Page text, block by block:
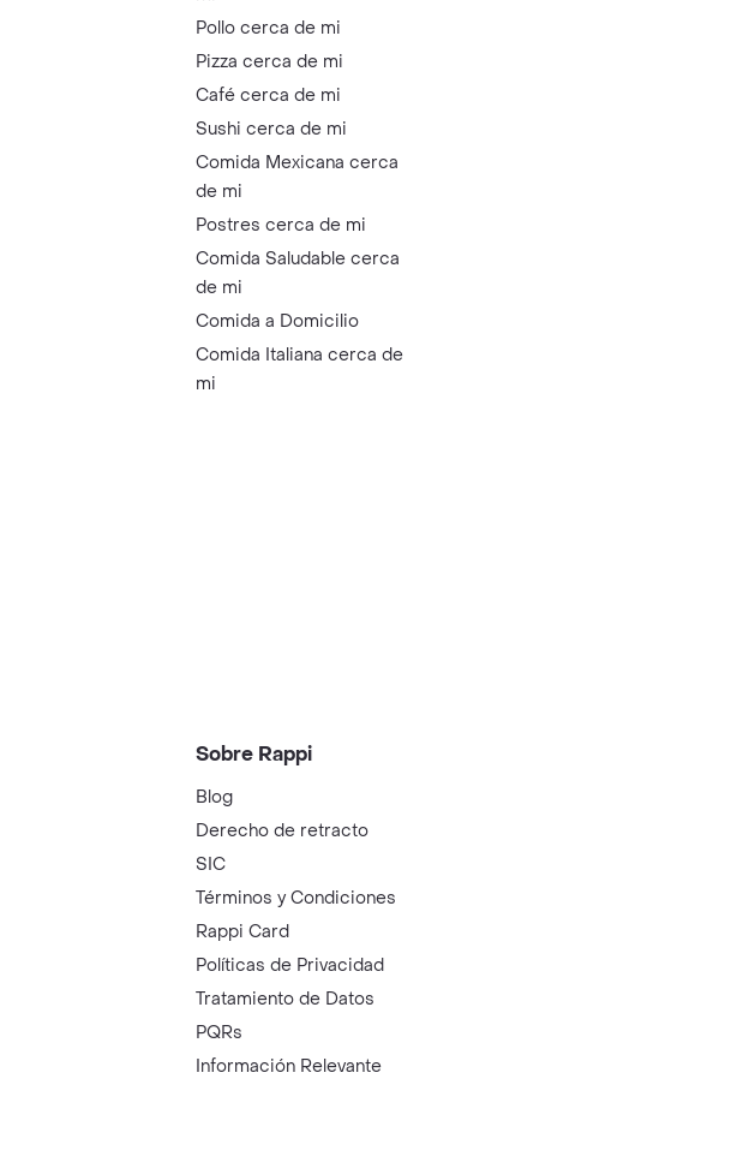
Pollo cerca de mi
Pizza cerca de mi
Café cerca de mi
Sushi cerca de mi
Comida Mexicana cerca
de mi
Postres cerca de mi
Comida Saludable cerca
de mi
Comida a Domicilio
Comida Italiana cerca de
mi
Sobre Rappi
Blog
Derecho de retracto
SIC
Términos y Condiciones
Rappi Card
Políticas de Privacidad
Tratamiento de Datos
PQRs
Información Relevante